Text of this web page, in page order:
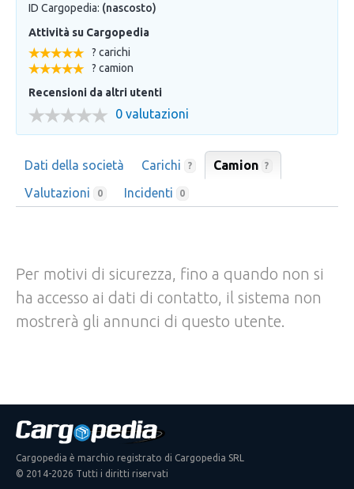
ID Cargopedia: (nascosto)
Attività su Cargopedia
? carichi
? camion
Recensioni da altri utenti
0 valutazioni
Dati della società Carichi ? Camion ?
Valutazioni 0 Incidenti 0
Per motivi di sicurezza, fino a quando non si
ha accesso ai dati di contatto, il sistema non
mostrerà gli annunci di questo utente.
Cargopedia è marchio registrato di Cargopedia SRL
© 2014-2026 Tutti i diritti riservati